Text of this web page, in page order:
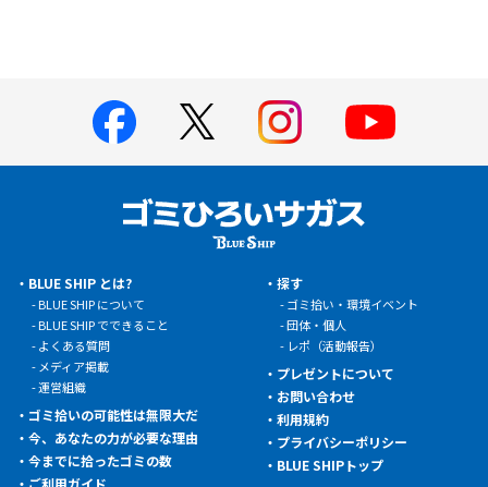
BLUE SHIP とは?
BLUE SHIP について
BLUE SHIP でできること
よくある質問
メディア掲載
運営組織
ゴミ拾いの可能性は無限大だ
今、あなたの力が必要な理由
今までに拾ったゴミの数
探す
ゴミ拾い・環境イベント
団体・個人
レポ（活動報告）
プレゼントについて
お問い合わせ
利用規約
プライバシーポリシー
BLUE SHIPトップ